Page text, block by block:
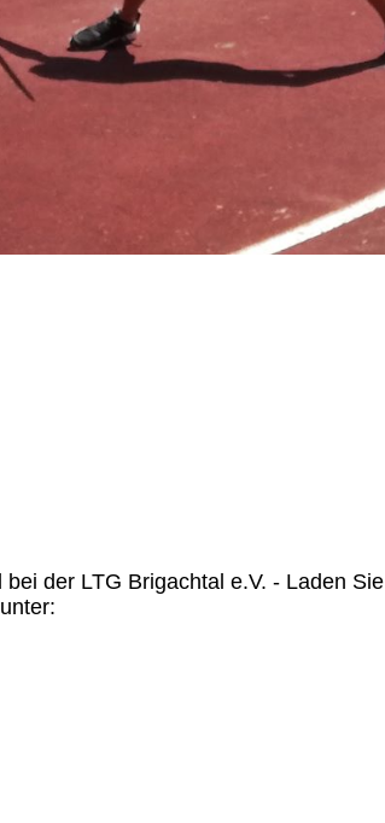
der LTG Brigachtal e.V. - Laden